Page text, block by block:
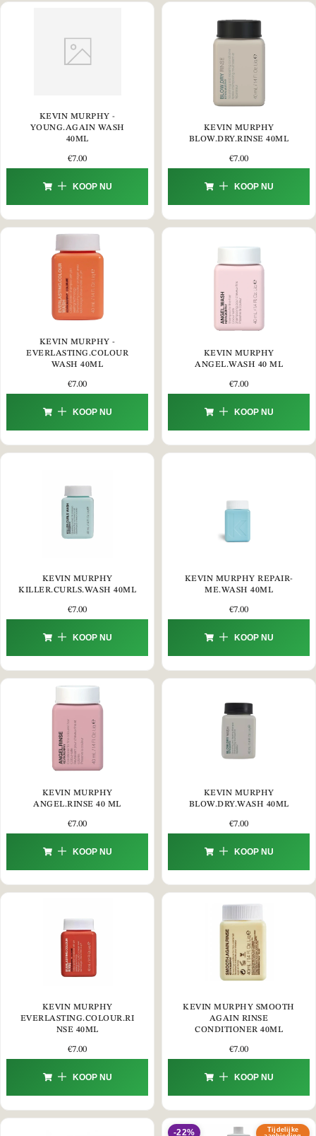
KEVIN MURPHY -
YOUNG.AGAIN WASH
40ML
€7.00
KOOP NU
KEVIN MURPHY
BLOW.DRY.RINSE 40ML
€7.00
KOOP NU
KEVIN MURPHY -
EVERLASTING.COLOUR
WASH 40ML
€7.00
KOOP NU
KEVIN MURPHY
ANGEL.WASH 40 ML
€7.00
KOOP NU
KEVIN MURPHY
KILLER.CURLS.WASH 40ML
€7.00
KOOP NU
KEVIN MURPHY REPAIR-
ME.WASH 40ML
€7.00
KOOP NU
KEVIN MURPHY
ANGEL.RINSE 40 ML
€7.00
KOOP NU
KEVIN MURPHY
BLOW.DRY.WASH 40ML
€7.00
KOOP NU
KEVIN MURPHY
EVERLASTING.COLOUR.RI
NSE 40ML
€7.00
KOOP NU
KEVIN MURPHY SMOOTH
AGAIN RINSE
CONDITIONER 40ML
€7.00
KOOP NU
Tijdelijke
-22%